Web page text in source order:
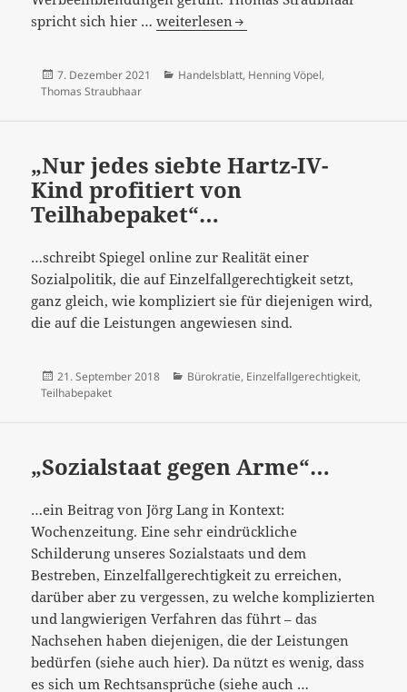
spricht sich hier …“Warum
bedingungsloses
Einwände
oder
Vorwände?
weiterlesen
Veröffentlicht
am
7. Dezember 2021 Kategorien
Handelsblatt, Henning Vöpel,
Thomas Straubhaar
„Nur jedes siebte Hartz-IV-
Kind profitiert von
Teilhabepaket“…
…schreibt Spiegel online zur Realität einer
Sozialpolitik, die auf Einzelfallgerechtigkeit setzt,
ganz gleich, wie kompliziert sie für diejenigen wird,
die auf die Leistungen angewiesen sind.
Veröffentlicht
am
21. September 2018 Kategorien
Bürokratie, Einzelfallgerechtigkeit,
Teilhabepaket
„Sozialstaat gegen Arme“…
…ein Beitrag von Jörg Lang in Kontext:
Wochenzeitung. Eine sehr eindrückliche
Schilderung unseres Sozialstaats und dem
Bestreben, Einzelfallgerechtigkeit zu erreichen,
darüber aber zu vergessen, zu welche komplizierten
und langwierigen Verfahren das führt – das
Nachsehen haben diejenigen, die der Leistungen
bedürfen (siehe auch hier). Da nützt es wenig, dass
es sich um Rechtsansprüche (siehe auch …